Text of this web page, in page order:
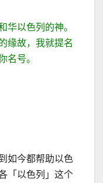
华以色列的神。
缘故，我就提名
名号。
如今都帮助以色
「以色列」这个